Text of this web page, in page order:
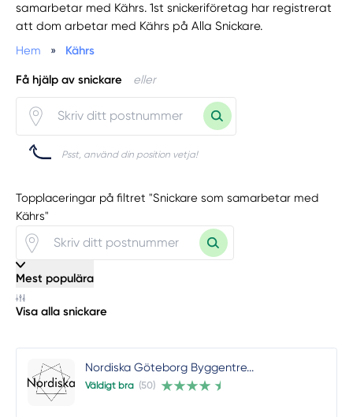
samarbetar med Kährs. 1st snickeriföretag har registrerat
att dom arbetar med Kährs på Alla Snickare.
Hem
» Kährs
Få hjälp av snickare eller
Psst, använd din position vetja!
Topplaceringar på filtret "Snickare som samarbetar med
Kährs"
Mest populära
Visa alla snickare
Nordiska Göteborg Byggentre...
Väldigt bra (50)